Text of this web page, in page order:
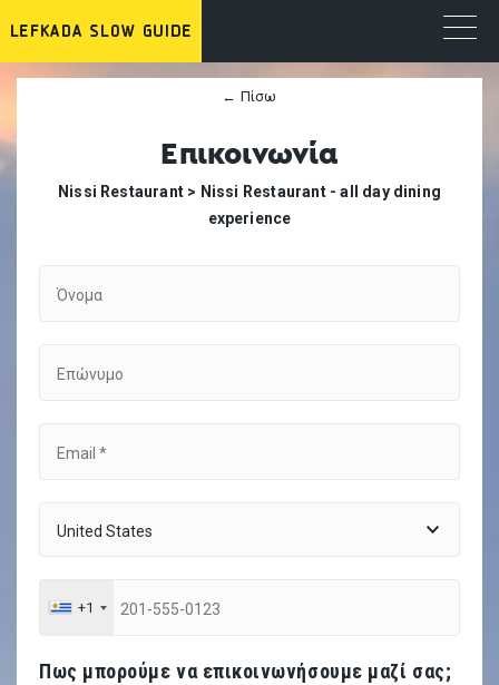
← Πίσω
Επικοινωνία
Nissi Restaurant > Nissi Restaurant - all day dining
experience
+1
Πως μπορούμε να επικοινωνήσουμε μαζί σας;